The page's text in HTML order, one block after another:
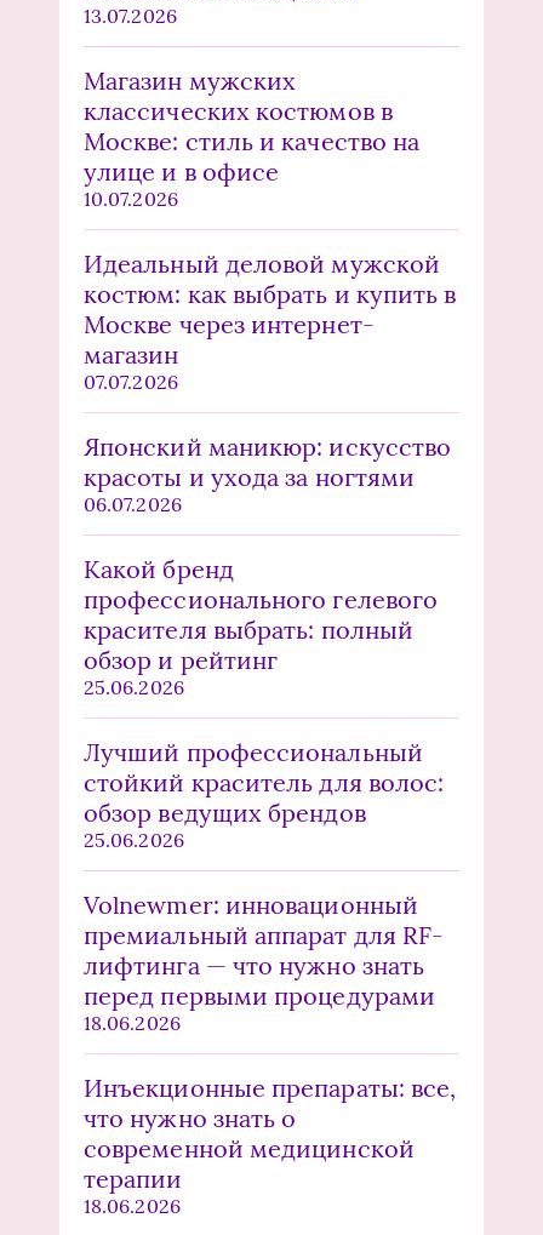
13.07.2026
Магазин мужских
классических костюмов в
Москве: стиль и качество на
улице и в офисе
10.07.2026
Идеальный деловой мужской
костюм: как выбрать и купить в
Москве через интернет-
магазин
07.07.2026
Японский маникюр: искусство
красоты и ухода за ногтями
06.07.2026
Какой бренд
профессионального гелевого
красителя выбрать: полный
обзор и рейтинг
25.06.2026
Лучший профессиональный
стойкий краситель для волос:
обзор ведущих брендов
25.06.2026
Volnewmer: инновационный
премиальный аппарат для RF-
лифтинга — что нужно знать
перед первыми процедурами
18.06.2026
Инъекционные препараты: все,
что нужно знать о
современной медицинской
терапии
18.06.2026